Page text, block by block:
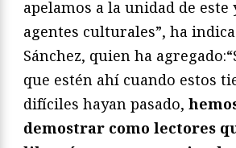
apelamos a la unidad de este
agentes culturales”, ha
Sánchez, quien ha
que estén ahí cuando estos
difíciles hayan pasado,
demostrar como lectores